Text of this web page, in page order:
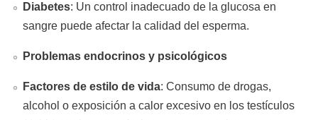
Diabetes: Un control inadecuado de la glucosa en
sangre puede afectar la calidad del esperma.
Problemas endocrinos y psicológicos
Factores de estilo de vida: Consumo de drogas,
alcohol o exposición a calor excesivo en los testículos